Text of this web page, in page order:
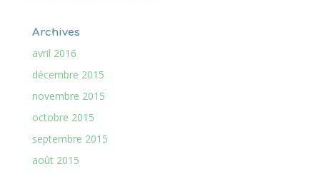
Archives
avril 2016
décembre 2015
novembre 2015
octobre 2015
septembre 2015
août 2015